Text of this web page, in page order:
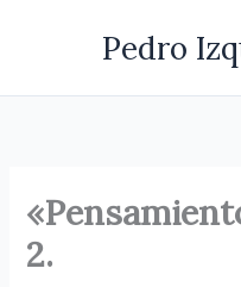
Pedro
2.